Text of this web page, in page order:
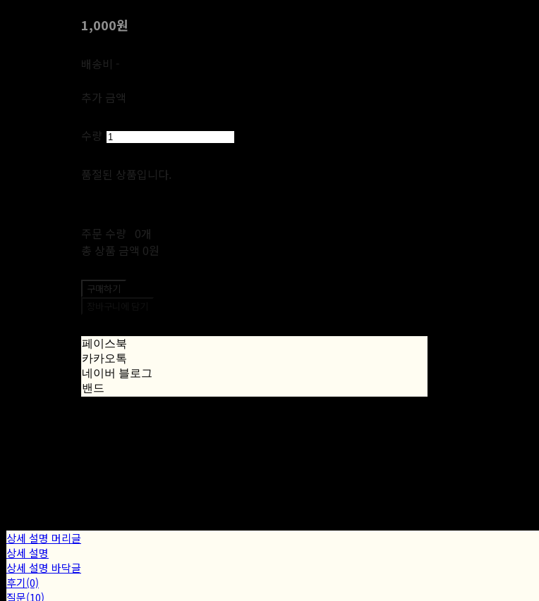
1,000원
배송비
추가 금액
수량
품절된 상품입니다.
주문 수량 0개
총 상품 금액 0원
구매하기
페이스북
카카오톡
네이버 블로그
밴드
상세 설명 머리글
상세 설명
상세 설명 바닥글
후기(0)
질문(10)